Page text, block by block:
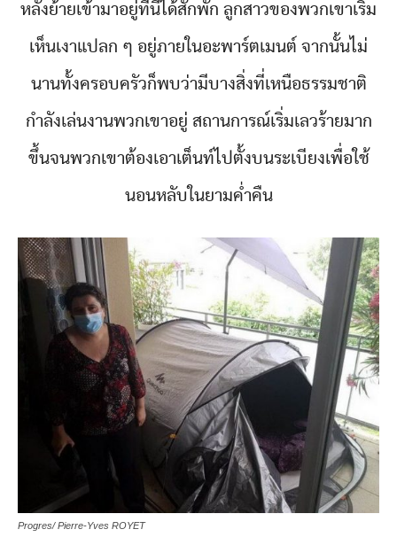
หลังย้ายเข้ามาอยู่ที่นี่ได้สักพัก ลูกสาวของพวกเขาเริ่ม
เห็นเงาแปลก ๆ อยู่ภายในอะพาร์ตเมนต์ จากนั้นไม่
นานทั้งครอบครัวก็พบว่ามีบางสิ่งที่เหนือธรรมชาติ
กำลังเล่นงานพวกเขาอยู่ สถานการณ์เริ่มเลวร้ายมาก
ขึ้นจนพวกเขาต้องเอาเต็นท์ไปตั้งบนระเบียงเพื่อใช้
นอนหลับในยามค่ำคืน
Progres/ Pierre-Yves ROYET